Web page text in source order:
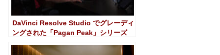
DaVinci Resolve Studio でグレーディ
ングされた「Pagan Peak」シリーズ